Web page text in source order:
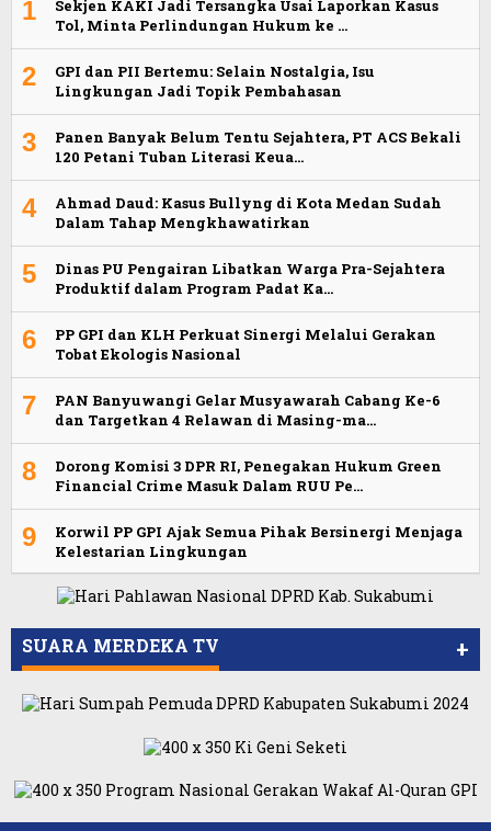
1
Sekjen KAKI Jadi Tersangka Usai Laporkan Kasus
Tol, Minta Perlindungan Hukum ke …
2
GPI dan PII Bertemu: Selain Nostalgia, Isu
Lingkungan Jadi Topik Pembahasan
3
Panen Banyak Belum Tentu Sejahtera, PT ACS Bekali
120 Petani Tuban Literasi Keua…
4
Ahmad Daud: Kasus Bullyng di Kota Medan Sudah
Dalam Tahap Mengkhawatirkan
5
Dinas PU Pengairan Libatkan Warga Pra-Sejahtera
Produktif dalam Program Padat Ka…
6
PP GPI dan KLH Perkuat Sinergi Melalui Gerakan
Tobat Ekologis Nasional
7
PAN Banyuwangi Gelar Musyawarah Cabang Ke-6
dan Targetkan 4 Relawan di Masing-ma…
8
Dorong Komisi 3 DPR RI, Penegakan Hukum Green
Financial Crime Masuk Dalam RUU Pe…
9
Korwil PP GPI Ajak Semua Pihak Bersinergi Menjaga
Kelestarian Lingkungan
SUARA MERDEKA TV +